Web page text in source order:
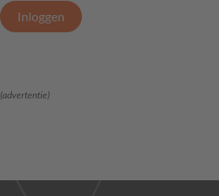
Inloggen
(advertentie)